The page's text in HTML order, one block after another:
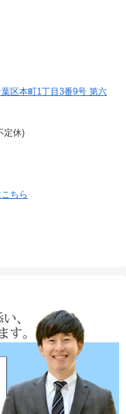
区本町1丁目3番9号 第六
定休)
ちら